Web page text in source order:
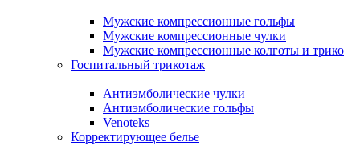
Мужские компрессионные гольфы
Мужские компрессионные чулки
Мужские компрессионные колготы и трико
Госпитальный трикотаж
Антиэмболические чулки
Антиэмболические гольфы
Venoteks
Корректирующее белье